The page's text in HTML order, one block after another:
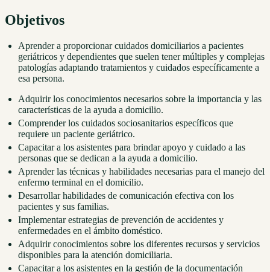
Objetivos
Aprender a proporcionar cuidados domiciliarios a pacientes
geriátricos y dependientes que suelen tener múltiples y complejas
patologías adaptando tratamientos y cuidados específicamente a
esa persona.
Adquirir los conocimientos necesarios sobre la importancia y las
características de la ayuda a domicilio.
Comprender los cuidados sociosanitarios específicos que
requiere un paciente geriátrico.
Capacitar a los asistentes para brindar apoyo y cuidado a las
personas que se dedican a la ayuda a domicilio.
Aprender las técnicas y habilidades necesarias para el manejo del
enfermo terminal en el domicilio.
Desarrollar habilidades de comunicación efectiva con los
pacientes y sus familias.
Implementar estrategias de prevención de accidentes y
enfermedades en el ámbito doméstico.
Adquirir conocimientos sobre los diferentes recursos y servicios
disponibles para la atención domiciliaria.
Capacitar a los asistentes en la gestión de la documentación